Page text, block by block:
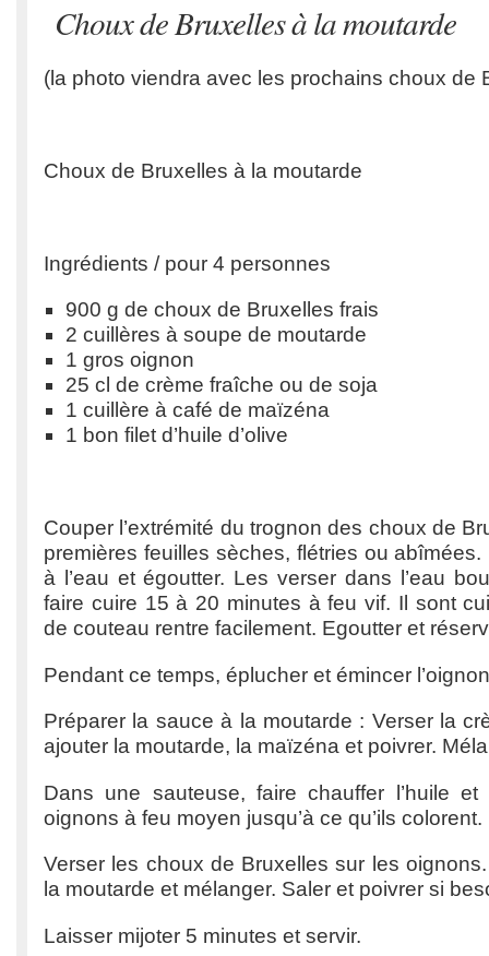
Choux de Bruxelles à la moutarde
(la photo viendra avec les prochains choux de
Choux de Bruxelles à la moutarde
Ingrédients / pour 4 personnes
900 g de choux de Bruxelles frais
2 cuillères à soupe de moutarde
1 gros oignon
25 cl de crème fraîche ou de soja
1 cuillère à café de maïzéna
1 bon filet d’huile d’olive
Couper l’extrémité du trognon des choux de
premières feuilles sèches, flétries ou
à l’eau et égoutter. Les verser dans l’eau
faire cuire 15 à 20 minutes à feu vif. Il sont
de couteau rentre facilement. Egoutter et
Pendant ce temps, éplucher et émincer
Préparer la sauce à la moutarde : Verser la
ajouter la moutarde, la maïzéna et poivrer.
Dans une sauteuse, faire chauffer l’huile
oignons à feu moyen jusqu’à ce qu’ils colorent.
Verser les choux de Bruxelles sur les
la moutarde et mélanger. Saler et poivrer si
Laisser mijoter 5 minutes et servir.